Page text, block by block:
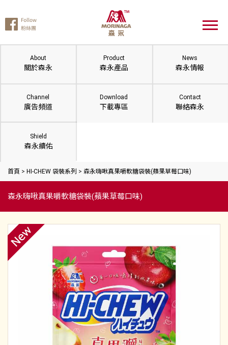
About
關於森永
Product
森永產品
News
森永情報
Channel
廣告頻道
Download
下載專區
Contact
聯絡森永
Shield
森永續佑
首頁 > HI-CHEW 袋裝系列 > 森永嗨啾真果嚼軟糖袋裝(蘋果草莓口味)
森永嗨啾真果嚼軟糖袋裝(蘋果草莓口味)